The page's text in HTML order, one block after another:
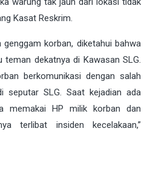
Kasat Reskrim.
korban, diketahui bahwa
teman dekatnya di Kawasan SLG.
berkomunikasi dengan salah
seputar SLG. Saat kejadian ada
memakai HP milik korban dan
terlibat insiden kecelakaan,”